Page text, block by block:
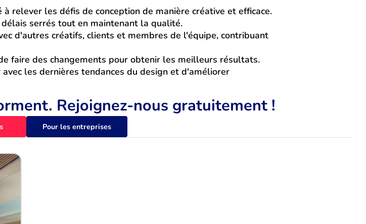
à relever les défis de conception de manière créative et efficace.
serrés tout en maintenant la qualité.
d'autres créatifs, clients et membres de l'équipe, contribuant
faire des changements pour obtenir les meilleurs résultats.
les dernières tendances du design et d'améliorer
Rejoignez-nous gratuitement !
Pour les entreprises